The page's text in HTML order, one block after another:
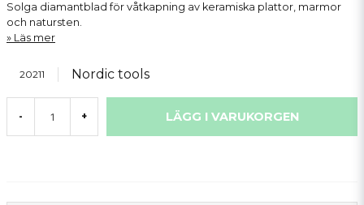
Solga diamantblad för våtkapning av keramiska plattor, marmor
och natursten.
Läs mer
20211 Nordic tools
- + LÄGG I VARUKORGEN